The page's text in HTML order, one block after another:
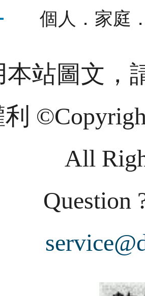
個人．家庭
本站圖文，
All
Question